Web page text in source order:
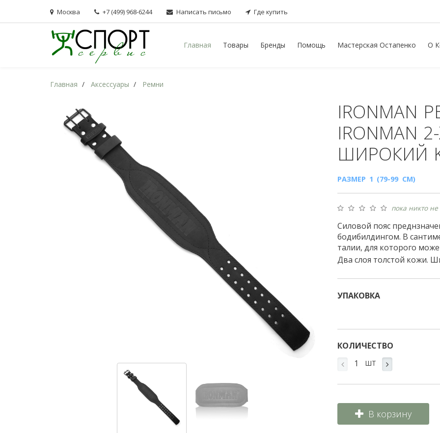
Москва +7 (499) 968-6244 Написать письмо Где купить
Главная Товары Бренды Помощь Мастерская Остапенко О
Главная Аксессуары Ремни
IRONMAN
IRONMAN
ШИРОКИЙ
РАЗМЕР 1 (79-99 СМ)
пока никто
Силовой пояс
бодибилдингом. В
талии, для которого
Два слоя толстой кожи.
УПАКОВКА
КОЛИЧЕСТВО
ШТ
В корзину